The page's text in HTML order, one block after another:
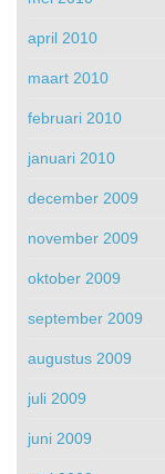
april 2010
maart 2010
februari 2010
januari 2010
december 2009
november 2009
oktober 2009
september 2009
augustus 2009
juli 2009
juni 2009